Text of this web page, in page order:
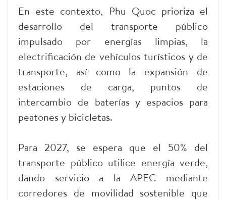
En este contexto, Phu Quoc prioriza el
desarrollo del transporte público
impulsado por energías limpias, la
electrificación de vehículos turísticos y de
transporte, así como la expansión de
estaciones de carga, puntos de
intercambio de baterías y espacios para
peatones y bicicletas.
Para 2027, se espera que el 50% del
transporte público utilice energía verde,
dando servicio a la APEC mediante
corredores de movilidad sostenible que